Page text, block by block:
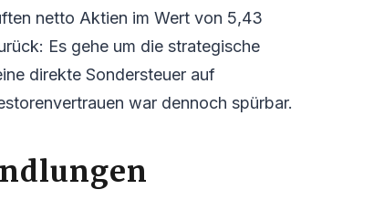
netto Aktien im Wert von 5,43
Es gehe um die strategische
direkte Sondersteuer auf
war dennoch spürbar.